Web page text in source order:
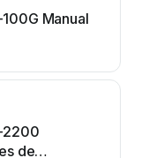
Manual
2200
de